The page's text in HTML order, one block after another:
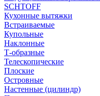
SCHTOFF
Кухонные вытяжки
Встраиваемые
Купольные
Наклонные
Т-образные
Телескопические
Плоские
Островные
Настенные (цилиндр)